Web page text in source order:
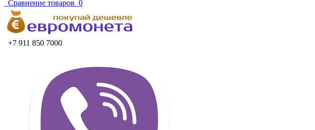
Сравнение товаров 0
+7 911 850 7000